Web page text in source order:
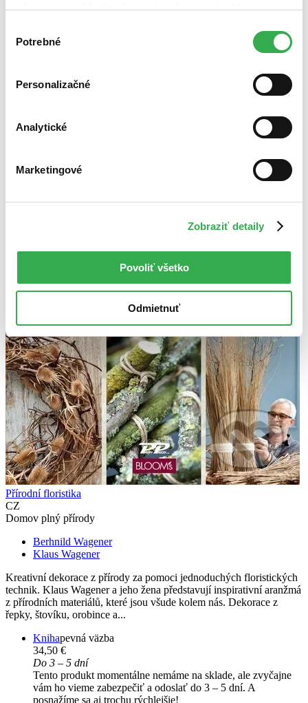
nám zas umožňujú zobrazenie relevantnej reklamy.
nám pomohlo, keby sme mohli používať všetky tieto
súhlasu
Potrebné
Personalizačné
Analytické
Marketingové
Zobraziť detaily
Povoliť všetko
Odmietnuť
Bestsellery
Novinky
Najdrahšie
Zrušiť filtre
dostupnéNa tému aranžovanie kvetín a floristika
Přírodní floristika
CZ
Domov plný přírody
Berhnild Wagener
Klaus Wagener
Kreativní dekorace z přírody za pomoci jednoduchých floristických
technik. Klaus Wagener a jeho žena představují inspirativní aranžmá
z přírodních materiálů, které jsou všude kolem nás. Dekorace z
řepky, štovíku, orobince a...
Knihapevná väzba
34,50 €
Do 3 – 5 dní
Tento produkt momentálne nemáme na sklade, ale zvyčajne
vám ho vieme zabezpečiť a odoslať do 3 – 5 dní. A
posnažíme sa aj trochu rýchlejšie!